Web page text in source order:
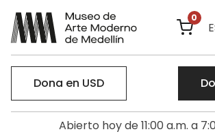
0
Dona en USD
Abierto hoy de 11:00 a.m. a